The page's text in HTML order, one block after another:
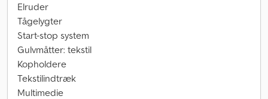
Elruder
Tågelygter
Start-stop system
Gulvmåtter: tekstil
Kopholdere
Tekstilindtræk
Multimedie